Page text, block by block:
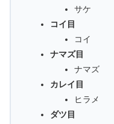
サケ
コイ目
コイ
ナマズ目
ナマズ
カレイ目
ヒラメ
ダツ目